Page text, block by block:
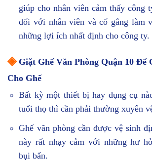
giúp cho nhân viên cảm thấy công
đối với nhân viên và cố gắng làm
những lợi ích nhất định cho công ty.
◈Giặt Ghế Văn Phòng Quận 10 Để
Cho Ghế
Bất kỳ một thiết bị hay dụng cụ
tuổi thọ thì cần phải thường xuyên
Ghế văn phòng cần được vệ sinh
này rất nhạy cảm với những hư
bụi bẩn.